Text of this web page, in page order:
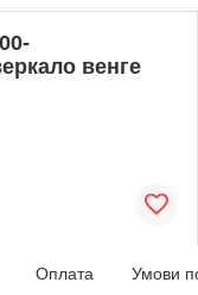
венге
Оплата Умови